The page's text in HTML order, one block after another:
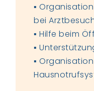
▪
bei
▪ Hilfe beim
▪
▪